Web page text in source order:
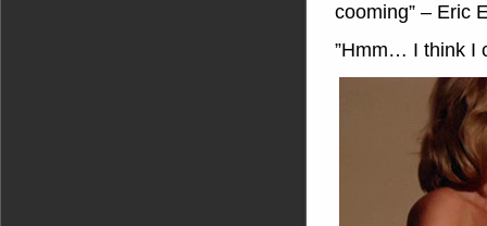
cooming” – Eric
”Hmm… I think I